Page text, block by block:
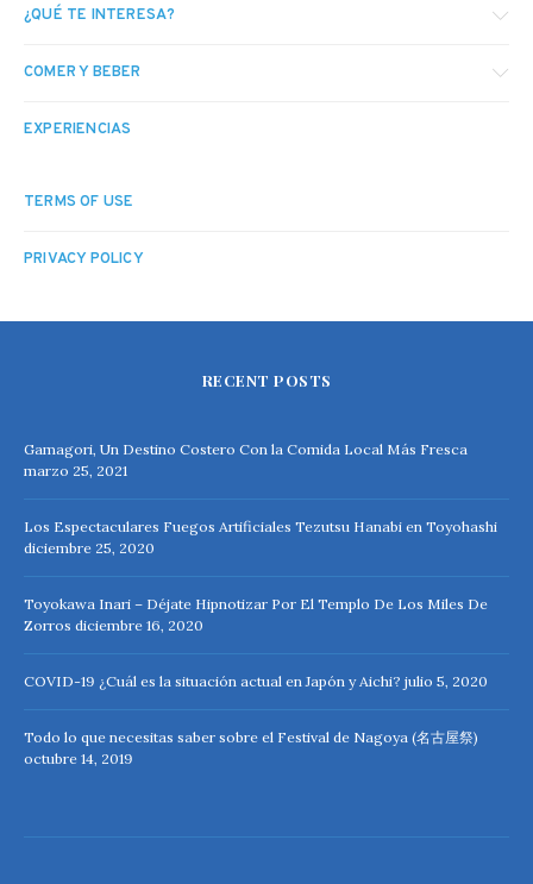
¿QUÉ TE INTERESA?
COMER Y BEBER
EXPERIENCIAS
TERMS OF USE
PRIVACY POLICY
RECENT POSTS
Gamagori, Un Destino Costero Con la Comida Local Más Fresca
marzo 25, 2021
Los Espectaculares Fuegos Artificiales Tezutsu Hanabi en Toyohashi
diciembre 25, 2020
Toyokawa Inari – Déjate Hipnotizar Por El Templo De Los Miles De
Zorros diciembre 16, 2020
COVID-19 ¿Cuál es la situación actual en Japón y Aichi? julio 5, 2020
Todo lo que necesitas saber sobre el Festival de Nagoya (名古屋祭)
octubre 14, 2019